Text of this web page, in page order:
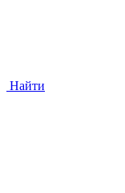
Найти